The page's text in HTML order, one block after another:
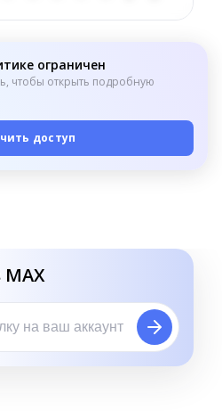
ограничен
чтобы открыть подробную
доступ